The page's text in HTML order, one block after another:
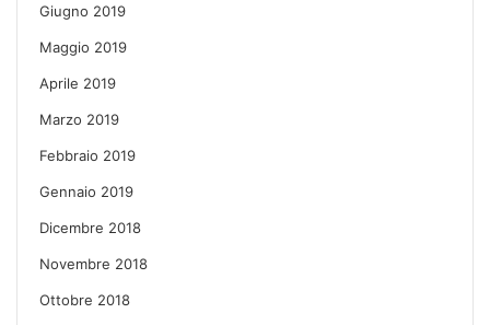
Giugno 2019
Maggio 2019
Aprile 2019
Marzo 2019
Febbraio 2019
Gennaio 2019
Dicembre 2018
Novembre 2018
Ottobre 2018